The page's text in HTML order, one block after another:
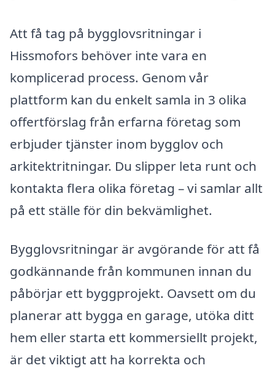
Att få tag på bygglovsritningar i
Hissmofors behöver inte vara en
komplicerad process. Genom vår
plattform kan du enkelt samla in 3 olika
offertförslag från erfarna företag som
erbjuder tjänster inom bygglov och
arkitektritningar. Du slipper leta runt och
kontakta flera olika företag – vi samlar allt
på ett ställe för din bekvämlighet.
Bygglovsritningar är avgörande för att få
godkännande från kommunen innan du
påbörjar ett byggprojekt. Oavsett om du
planerar att bygga en garage, utöka ditt
hem eller starta ett kommersiellt projekt,
är det viktigt att ha korrekta och